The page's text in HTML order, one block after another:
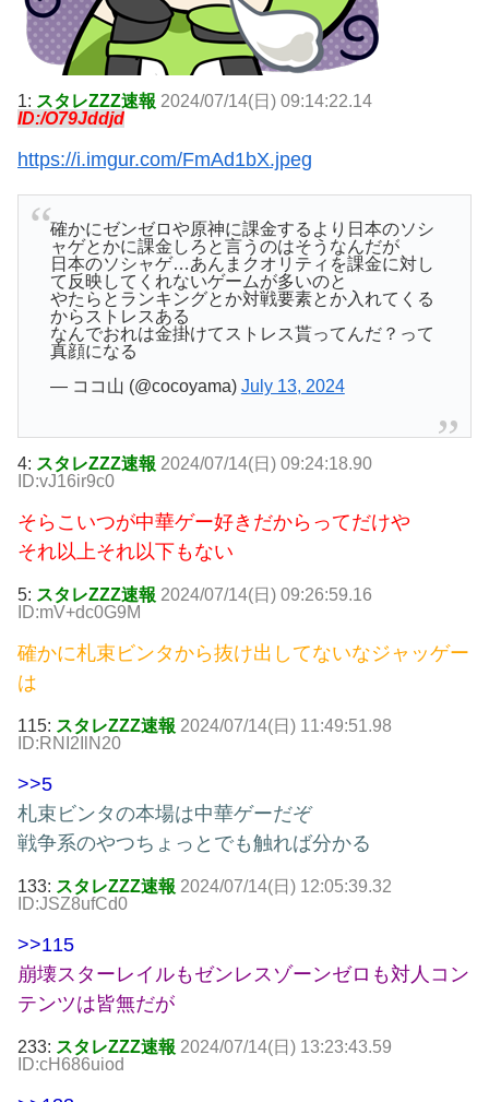
1: スタレZZZ速報 2024/07/14(日) 09:14:22.14
ID:/O79Jddjd
https://i.imgur.com/FmAd1bX.jpeg
確かにゼンゼロや原神に課金するより日本のソシ
ャゲとかに課金しろと言うのはそうなんだが
日本のソシャゲ…あんまクオリティを課金に対し
て反映してくれないゲームが多いのと
やたらとランキングとか対戦要素とか入れてくる
からストレスある
なんでおれは金掛けてストレス貰ってんだ？って
真顔になる
— ココ山 (@cocoyama) July 13, 2024
4: スタレZZZ速報 2024/07/14(日) 09:24:18.90
ID:vJ16ir9c0
そらこいつが中華ゲー好きだからってだけや
それ以上それ以下もない
5: スタレZZZ速報 2024/07/14(日) 09:26:59.16
ID:mV+dc0G9M
確かに札束ビンタから抜け出してないなジャッゲー
は
115: スタレZZZ速報 2024/07/14(日) 11:49:51.98
ID:RNI2IlN20
>>5
札束ビンタの本場は中華ゲーだぞ
戦争系のやつちょっとでも触れば分かる
133: スタレZZZ速報 2024/07/14(日) 12:05:39.32
ID:JSZ8ufCd0
>>115
崩壊スターレイルもゼンレスゾーンゼロも対人コン
テンツは皆無だが
233: スタレZZZ速報 2024/07/14(日) 13:23:43.59
ID:cH686uiod